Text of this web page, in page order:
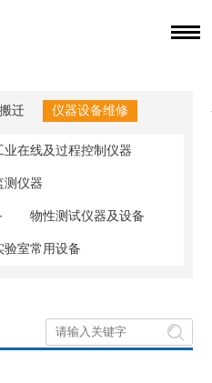
迁 仪器设备维修
业在线及过程控制仪器
测仪器
物性测试仪器及设备
验室常用设备
